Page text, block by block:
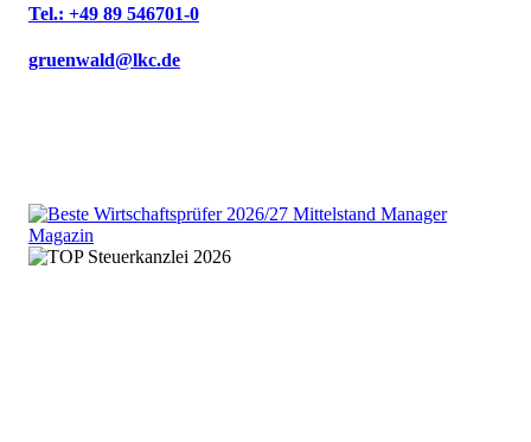
Tel.: +49 89 546701-0
gruenwald@lkc.de